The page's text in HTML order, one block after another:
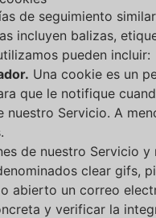
de seguimiento
incluyen balizas,
pueden incluir:
Una cookie es un
que le notifique
Servicio. A
de nuestro Servicio
clear gifs,
abierto un correo
y verificar la